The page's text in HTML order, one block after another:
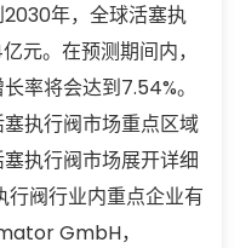
年，全球活塞执
元。在预测期间内，
率将会达到7.54%。
执行阀市场重点区域
执行阀市场展开详细
行阀行业内重点企业有
GmbH，